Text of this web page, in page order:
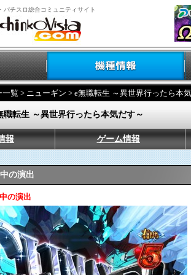
パチスロ総合コミュニティサイト
一覧 > ニューギン > e無職転生 ～異世界行ったら本
職転生 ～異世界行ったら本気だす～
報 ゲーム情報
の演出
の演出